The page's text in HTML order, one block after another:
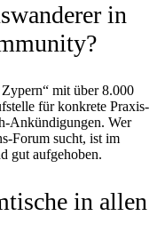
in
mit über 8.000
für konkrete Praxis-
Ankündigungen. Wer
Forum sucht, ist im
gut aufgehoben.
in allen